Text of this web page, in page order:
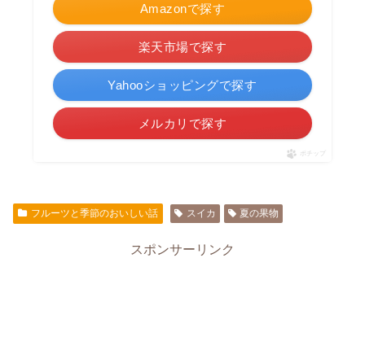
Amazonで探す
楽天市場で探す
Yahooショッピングで探す
メルカリで探す
ポチップ
フルーツと季節のおいしい話 スイカ 夏の果物
スポンサーリンク